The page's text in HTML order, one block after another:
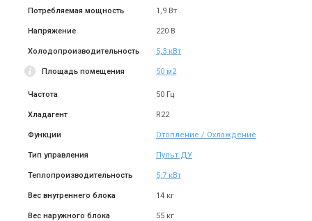
Потребляемая мощность 1,9 Вт
Напряжение 220 В
Холодопроизводительность 5,3 кВт
Площадь помещения 50 м2
Частота 50 Гц
Хладагент R22
Функции Отопление / Охлаждение
Тип управления Пульт ДУ
Теплопроизводительность 5,7 кВт
Вес внутреннего блока 14 кг
Вес наружного блока 55 кг